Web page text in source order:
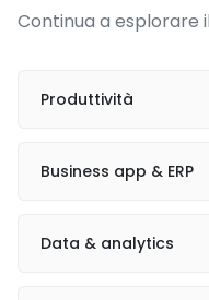
Continua a esplorare
Produttività
Business app & ERP
Data & analytics